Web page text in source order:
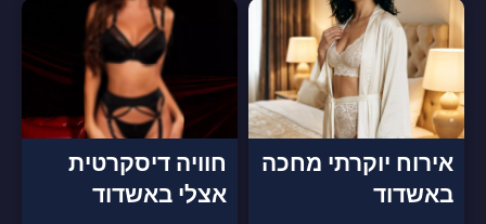
אירוח יוקרתי מחכה
באשדוד
חוויה דיסקרטית
אצלי באשדוד